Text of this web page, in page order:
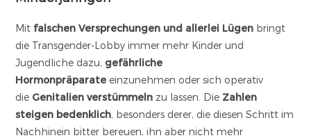
Mit falschen Versprechungen und allerlei Lügen bringt
die Transgender-Lobby immer mehr Kinder und
Jugendliche dazu, gefährliche
Hormonpräparate einzunehmen oder sich operativ
die Genitalien verstümmeln zu lassen. Die Zahlen
steigen bedenklich, besonders derer, die diesen Schritt im
Nachhinein bitter bereuen, ihn aber nicht mehr